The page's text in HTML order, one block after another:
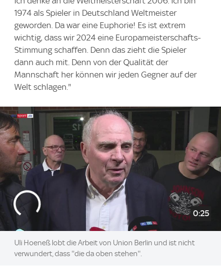
1974 als Spieler in Deutschland Weltmeister
geworden. Da war eine Euphorie! Es ist extrem
wichtig, dass wir 2024 eine Europameisterschafts-
Stimmung schaffen. Denn das zieht die Spieler
dann auch mit. Denn von der Qualität der
Mannschaft her können wir jeden Gegner auf der
Welt schlagen."
0:25
Uli Hoeneß lobt die Arbeit von Union Berlin und ist nicht
verwundert, dass ''die da oben stehen''.